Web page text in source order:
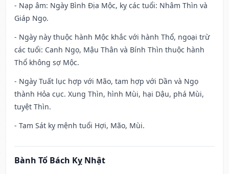
- Nạp âm: Ngày Bình Địa Mộc, kỵ các tuổi: Nhâm Thìn và
Giáp Ngọ.
- Ngày này thuộc hành Mộc khắc với hành Thổ, ngoại trừ
các tuổi: Canh Ngọ, Mậu Thân và Bính Thìn thuộc hành
Thổ không sợ Mộc.
- Ngày Tuất lục hợp với Mão, tam hợp với Dần và Ngọ
thành Hỏa cục. Xung Thìn, hình Mùi, hại Dậu, phá Mùi,
tuyệt Thìn.
- Tam Sát kỵ mệnh tuổi Hợi, Mão, Mùi.
Bành Tổ Bách Kỵ Nhật